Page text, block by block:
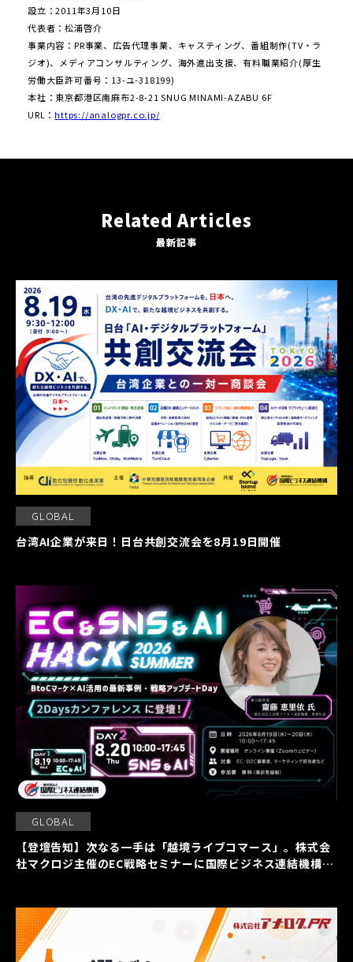
設立：2011年3月10日
代表者：松浦啓介
事業内容：PR事業、広告代理事業、キャスティング、番組制作(TV・ラ
ジオ)、メディアコンサルティング、海外進出支援、有料職業紹介(厚生
労働大臣許可番号：13-ユ-318199)
本社：東京都港区南麻布2-8-21 SNUG MINAMI-AZABU 6F
URL：https://analogpr.co.jp/
Related Articles
最新記事
GLOBAL
台湾AI企業が来日！日台共創交流会を8月19日開催
GLOBAL
【登壇告知】次なる一手は「越境ライブコマース」。株式会
社マクロジ主催のEC戦略セミナーに国際ビジネス連結機構の